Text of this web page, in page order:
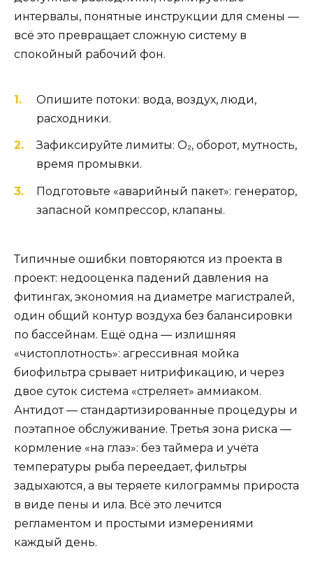
интервалы, понятные инструкции для смены —
всё это превращает сложную систему в
спокойный рабочий фон.
Опишите потоки: вода, воздух, люди,
расходники.
Зафиксируйте лимиты: О₂, оборот, мутность,
время промывки.
Подготовьте «аварийный пакет»: генератор,
запасной компрессор, клапаны.
Типичные ошибки повторяются из проекта в
проект: недооценка падений давления на
фитингах, экономия на диаметре магистралей,
один общий контур воздуха без балансировки
по бассейнам. Ещё одна — излишняя
«чистоплотность»: агрессивная мойка
биофильтра срывает нитрификацию, и через
двое суток система «стреляет» аммиаком.
Антидот — стандартизированные процедуры и
поэтапное обслуживание. Третья зона риска —
кормление «на глаз»: без таймера и учёта
температуры рыба переедает, фильтры
задыхаются, а вы теряете килограммы прироста
в виде пены и ила. Всё это лечится
регламентом и простыми измерениями
каждый день.